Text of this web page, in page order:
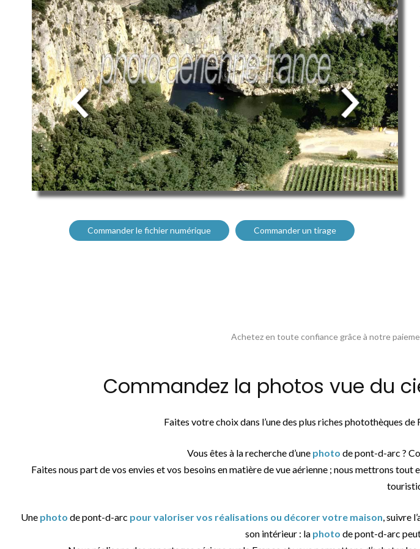
Commander le fichier numérique Commander un tirage
Achetez en toute confiance grâce à notre
Commandez la photos vue du
Faites votre choix dans l’une des plus riches photothèques
Vous êtes à la recherche d’une photo de pont-d-arc ?
Faites nous part de vos envies et vos besoins en matière de vue aérienne ; nous mettrons tout
Une photo de pont-d-arc pour valoriser vos réalisations ou décorer votre maison, suivre
son intérieur : la photo de pont-d-arc